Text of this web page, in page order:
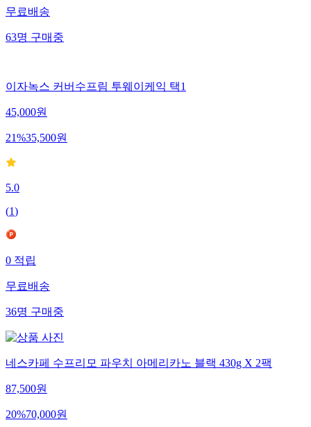
무료배송
63명구매중
이자녹스 커버수프림 투웨이케익 택1
45,000원
21%35,500원
5.0
(1)
0적립
무료배송
36명구매중
네스카페 수프리모 파우치 아메리카노 블랙 430g X 2팩
87,500원
20%70,000원